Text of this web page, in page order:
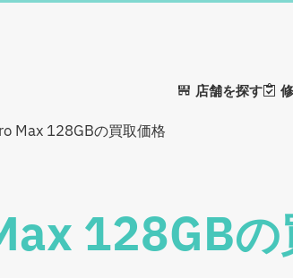
店舗を探す
Max 128GBの買取価格
128GBの